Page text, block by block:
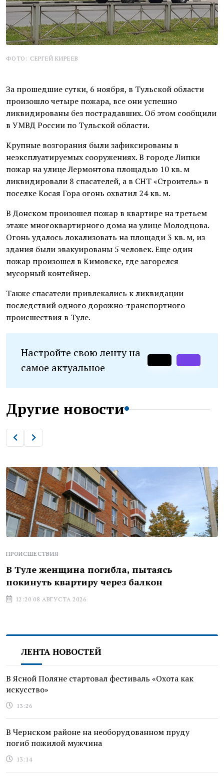
ФОТО: СЕРГЕЙ КИРЕЕВ
За прошедшие сутки, 6 ноября, в Тульской области
произошло четыре пожара, все они успешно
ликвидированы без пострадавших. Об этом сообщили
в УМВД России по Тульской области.
Крупные возгорания были зафиксированы в
неэксплуатируемых сооружениях. В городе Липки
пожар на улице Лермонтова площадью 10 кв. м
ликвидировали 8 спасателей, а в СНТ «Строитель» в
поселке Косая Гора огонь охватил 24 кв. м.
В Донском произошел пожар в квартире на третьем
этаже многоквартирного дома на улице Молодцова.
Огонь удалось локализовать на площади 3 кв. м, из
здания были эвакуированы 5 человек. Еще один
пожар произошел в Кимовске, где загорелся
мусорный контейнер.
Также спасатели привлекались к ликвидации
последствий одного дорожно-транспортного
происшествия в Туле.
Настройте свою ленту на
самое актуальное
Другие новости
ПРОИСШЕСТВИЯ
В Туле женщина погибла, пытаясь
покинуть квартиру через балкон
12:20 08 АВГУСТА 2026
ЛЕНТА НОВОСТЕЙ
В Ясной Поляне стартовал фестиваль «Охота как
искусство»
13:26
В Чернском районе на необорудованном пруду
погиб пожилой мужчина
13:14